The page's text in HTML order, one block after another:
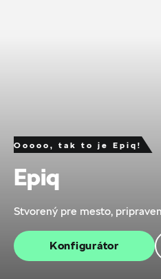
Ooooo, tak to je Epiq!
Epiq
Stvorený pre mesto,
Konfigurátor